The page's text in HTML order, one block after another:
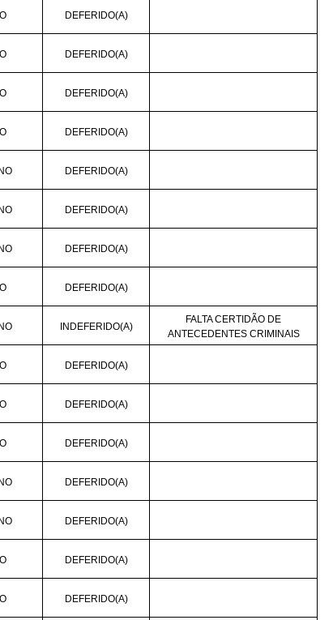
DEFERIDO(A)
DEFERIDO(A)
DEFERIDO(A)
DEFERIDO(A)
DEFERIDO(A)
DEFERIDO(A)
DEFERIDO(A)
DEFERIDO(A)
INDEFERIDO(A)
FALTA CERTIDÃO DE
ANTECEDENTES CRIMINAIS
DEFERIDO(A)
DEFERIDO(A)
DEFERIDO(A)
DEFERIDO(A)
DEFERIDO(A)
DEFERIDO(A)
DEFERIDO(A)